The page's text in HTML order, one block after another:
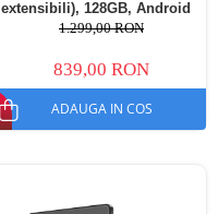
extensibili), 128GB, Android
16, Unisoc T7250, 8300mAh,
SIM
1.299,00 RON
839,00 RON
ADAUGA IN COS